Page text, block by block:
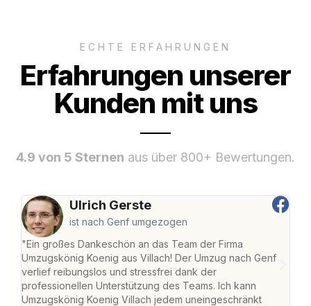
ECHTE ERFAHRUNGEN
Erfahrungen unserer
Kunden mit uns
4.9 von 5 Sternen aus über 800+ Bewertungen.
Ulrich Gerste
ist nach Genf umgezogen
"Ein großes Dankeschön an das Team der Firma
Umzugskönig Koenig aus Villach! Der Umzug nach Genf
verlief reibungslos und stressfrei dank der
professionellen Unterstützung des Teams. Ich kann
Umzugskönig Koenig Villach jedem uneingeschränkt